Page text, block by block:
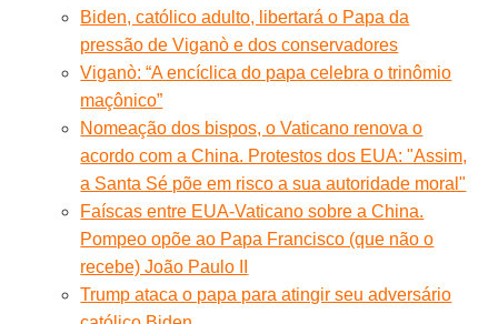
Biden, católico adulto, libertará o Papa da
pressão de Viganò e dos conservadores
Viganò: “A encíclica do papa celebra o trinômio
maçônico”
Nomeação dos bispos, o Vaticano renova o
acordo com a China. Protestos dos EUA: "Assim,
a Santa Sé põe em risco a sua autoridade moral"
Faíscas entre EUA-Vaticano sobre a China.
Pompeo opõe ao Papa Francisco (que não o
recebe) João Paulo II
Trump ataca o papa para atingir seu adversário